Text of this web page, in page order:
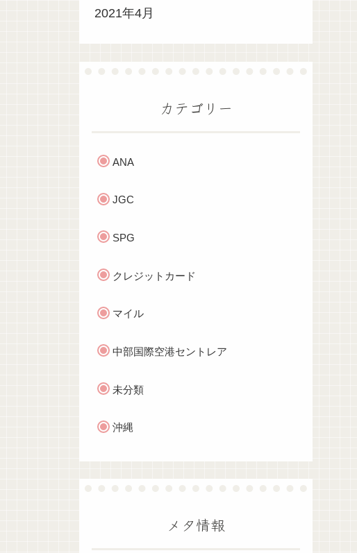
2021年4月
カテゴリー
ANA
JGC
SPG
クレジットカード
マイル
中部国際空港セントレア
未分類
沖縄
メタ情報